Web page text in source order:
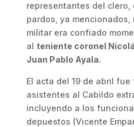
representantes del clero,
pardos, ya
militar era confiado
al teniente coronel
Juan Pablo Ayala.
El acta del 19 de abril
asistentes al Cabildo
incluyendo a los
depuestos (Vicente